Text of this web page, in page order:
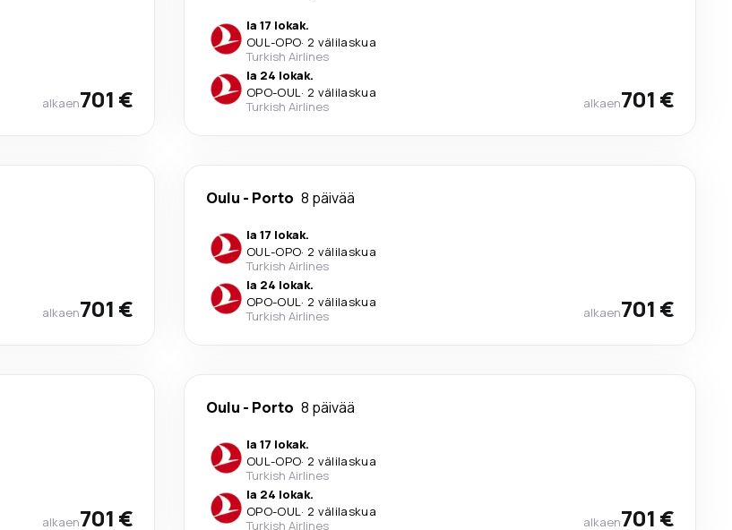
alkaen701 €
la 17 lokak.
OUL-OPO· 2 välilaskua
Turkish Airlines
la 24 lokak.
OPO-OUL· 2 välilaskua
Turkish Airlines
alkaen701 €
alkaen701 €
Oulu - Porto 8 päivää
la 17 lokak.
OUL-OPO· 2 välilaskua
Turkish Airlines
la 24 lokak.
OPO-OUL· 2 välilaskua
Turkish Airlines
alkaen701 €
alkaen701 €
Oulu - Porto 8 päivää
la 17 lokak.
OUL-OPO· 2 välilaskua
Turkish Airlines
la 24 lokak.
OPO-OUL· 2 välilaskua
Turkish Airlines
alkaen701 €